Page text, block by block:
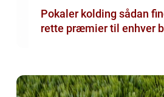
Pokaler kolding sådan finder du de
rette præmier til enhver